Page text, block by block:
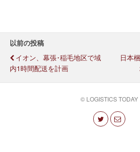
以前の投稿
イオン、幕張･稲毛地区で域
内1時間配送を計画
日本
© LOGISTICS TODAY